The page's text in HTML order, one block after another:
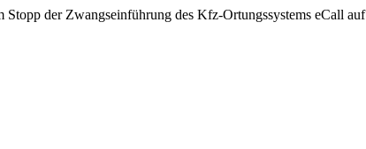
der Zwangseinführung des Kfz-Ortungssystems eCall auf